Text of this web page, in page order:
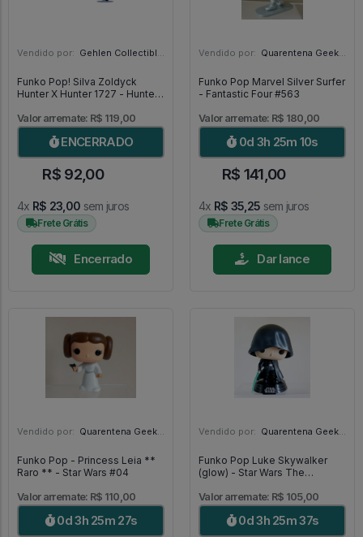
Vendido por: Gehlen Collectibles - RS
Funko Pop! Silva Zoldyck
Hunter X Hunter 1727 - Hunter
Valor arremate: R$ 119,00
ENCERRADO
R$ 92,00
4x R$ 23,00 sem juros
Frete Grátis
Encerrado
Vendido por: Quarentena Geek Store - SP
Funko Pop Marvel Silver Surfer
- Fantastic Four #563
Valor arremate: R$ 180,00
0d 3h 25m 9s
R$ 141,00
4x R$ 35,25 sem juros
Frete Grátis
Dar lance
Vendido por: Quarentena Geek Store - SP
Funko Pop - Princess Leia **
Raro ** - Star Wars #04
Valor arremate: R$ 110,00
0d 3h 25m 26s
Vendido por: Quarentena Geek Store - SP
Funko Pop Luke Skywalker
(glow) - Star Wars The
Valor arremate: R$ 105,00
0d 3h 25m 36s